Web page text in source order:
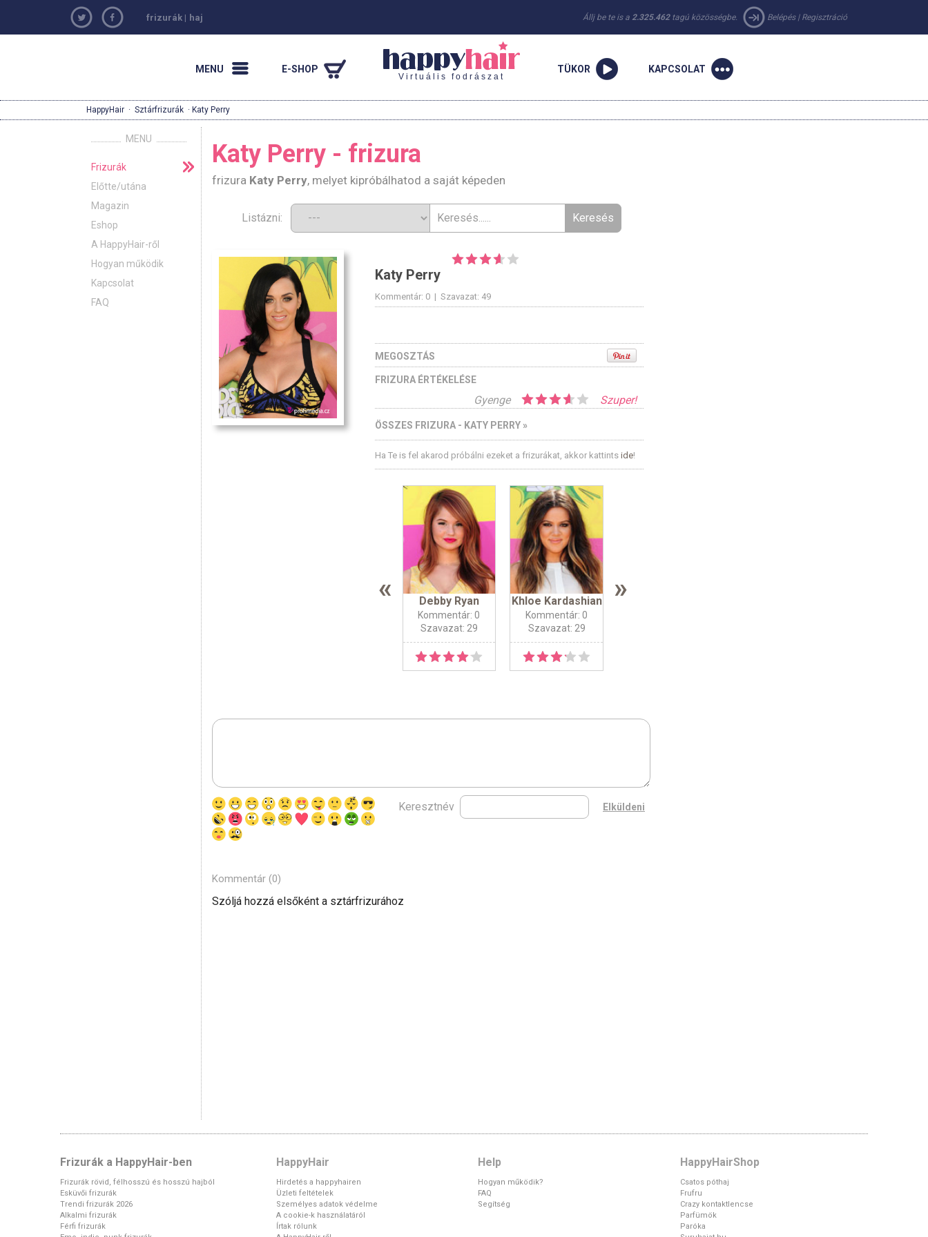
frizurák | haj Állj be te is a 2.325.462tagú közösségbe. Belépés| Regisztráció
MENU E-SHOP
Virtuális fodrászat
TÜKOR KAPCSOLAT
HappyHair · Sztárfrizurák · Katy Perry
MENU
Frizurák
Előtte/utána
Magazin
Eshop
A HappyHair-ről
Hogyan működik
Kapcsolat
FAQ
Katy Perry - frizura
frizura Katy Perry, melyet kipróbálhatod a saját képeden
Listázni:
Katy Perry
Kommentár: 0 | Szavazat: 49
MEGOSZTÁS
FRIZURA ÉRTÉKELÉSE
Szuper!
Gyenge
ÖSSZES FRIZURA - KATY PERRY »
Ha Te is fel akarod próbálni ezeket a frizurákat, akkor kattints ide!
« Debby Ryan
Kommentár: 0
Szavazat: 29
Khloe Kardashian
Kommentár: 0
Szavazat: 29
»
Keresztnév
Kommentár (0)
Szóljá hozzá elsőként a sztárfrizurához
Frizurák a HappyHair-ben
Frizurák rövid, félhosszú és hosszú hajból
Esküvői frizurák
Trendi frizurák 2026
Alkalmi frizurák
Férfi frizurák
HappyHair
Hirdetés a happyhairen
Üzleti feltételek
Személyes adatok védelme
A cookie-k használatáról
Írtak rólunk
Help
Hogyan működik?
FAQ
Segítség
HappyHairShop
Csatos póthaj
Frufru
Crazy kontaktlencse
Parfümök
Paróka